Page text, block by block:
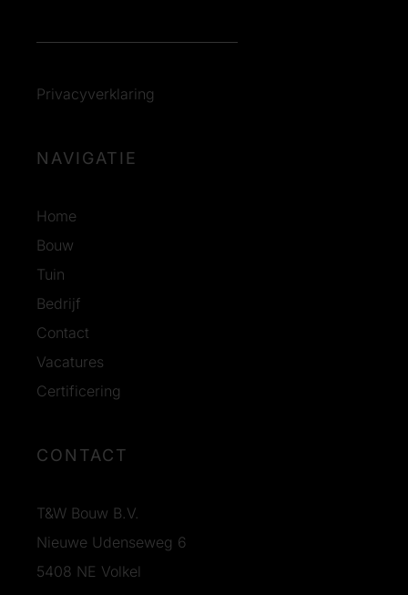
Privacyverklaring
NAVIGATIE
Home
Bouw
Tuin
Bedrijf
Contact
Vacatures
Certificering
CONTACT
T&W Bouw B.V.
Nieuwe Udenseweg 6
5408 NE Volkel